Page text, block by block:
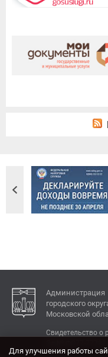
Администрация
городского
Московской
Свидетельство о
Для улучшения работы